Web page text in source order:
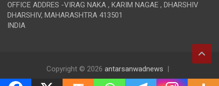
OFFICE ADDRES -VIRAG NAKA , KARIM NAGAE , DHARSHIV
DHARSHIV, MAHARASHTRA 413501
INDIA
Copyright © 2026 antarsanwadnews
Theme by: Theme Horse Proudly Powered by:WordPress